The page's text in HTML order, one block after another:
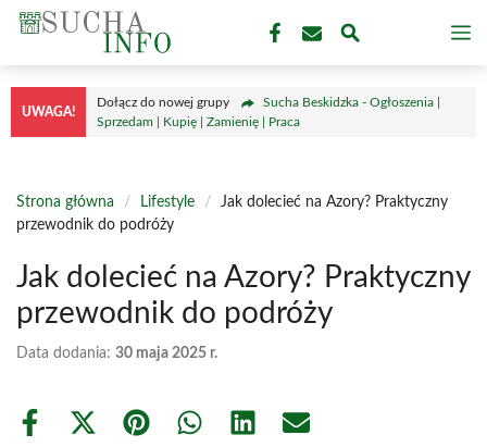
Przejdź
treści
UWAGA!
Dołącz do nowej grupy
Sucha Beskidzka - Ogłoszenia |
Sprzedam | Kupię | Zamienię | Praca
Strona główna / Lifestyle /
Jak dolecieć na Azory? Praktyczny
przewodnik do podróży
Jak dolecieć na Azory? Praktyczny
przewodnik do podróży
Data dodania: 30 maja 2025 r.
Share
Share Share Share Share Share